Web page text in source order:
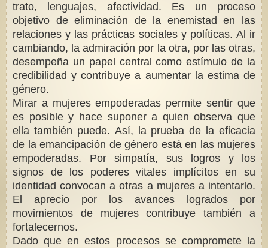
trato, lenguajes, afectividad. Es un proceso
objetivo de eliminación de la enemistad en las
relaciones y las prácticas sociales y políticas. Al ir
cambiando, la admiración por la otra, por las otras,
desempeña un papel central como estímulo de la
credibilidad y contribuye a aumentar la estima de
género.
Mirar a mujeres empoderadas permite sentir que
es posible y hace suponer a quien observa que
ella también puede. Así, la prueba de la eficacia
de la emancipación de género está en las mujeres
empoderadas. Por simpatía, sus logros y los
signos de los poderes vitales implícitos en su
identidad convocan a otras a mujeres a intentarlo.
El aprecio por los avances logrados por
movimientos de mujeres contribuye también a
fortalecernos.
Dado que en estos procesos se compromete la